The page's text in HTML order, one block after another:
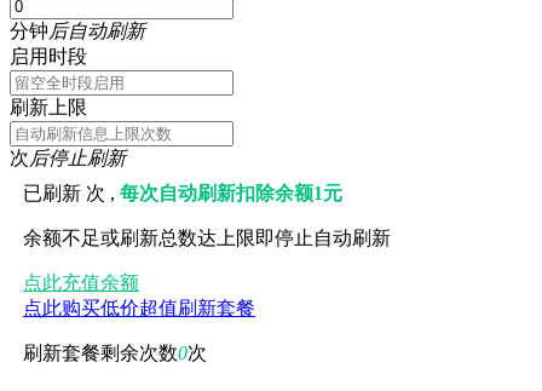
分钟后自动刷新
启用时段
刷新上限
次后停止刷新
已刷新 次 ,每次自动刷新扣除余额1元
余额不足或刷新总数达上限即停止自动刷新
点此充值余额
点此购买低价超值刷新套餐
刷新套餐剩余次数0次